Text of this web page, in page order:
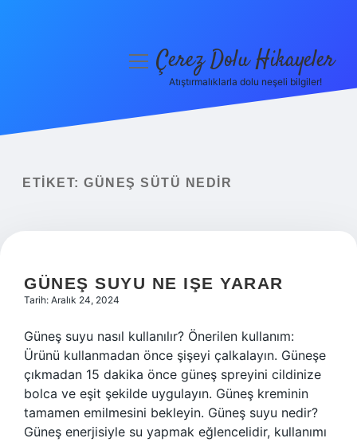
Yasal Uyarı
menüyüÇerez Dolu Hikayeler
Atıştırmalıklarla dolu neşeli bilgiler!
ETIKET: GÜNEŞ SÜTÜ NEDIR
GÜNEŞ SUYU NE IŞE YARAR
Tarih: Aralık 24, 2024
Güneş suyu nasıl kullanılır? Önerilen kullanım:
Ürünü kullanmadan önce şişeyi çalkalayın. Güneşe
çıkmadan 15 dakika önce güneş spreyini cildinize
bolca ve eşit şekilde uygulayın. Güneş kreminin
tamamen emilmesini bekleyin. Güneş suyu nedir?
Güneş enerjisiyle su yapmak eğlencelidir, kullanımı